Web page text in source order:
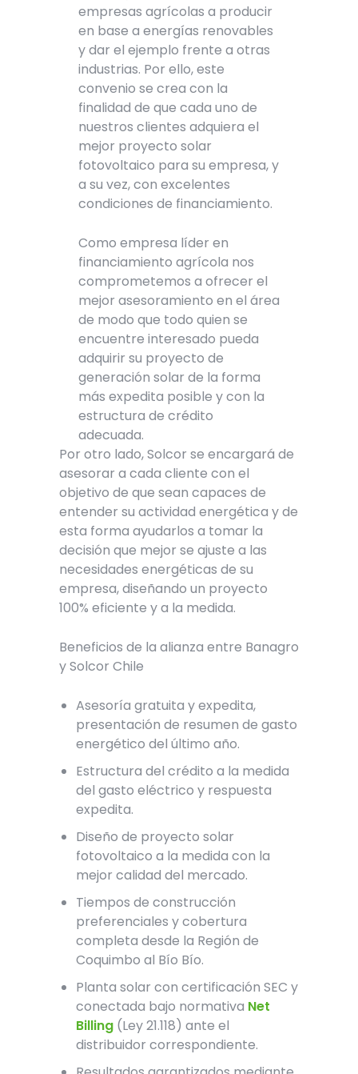
empresas agrícolas a producir
en base a energías renovables
y dar el ejemplo frente a otras
industrias. Por ello, este
convenio se crea con la
finalidad de que cada uno de
nuestros clientes adquiera el
mejor proyecto solar
fotovoltaico para su empresa, y
a su vez, con excelentes
condiciones de financiamiento.
Como empresa líder en
financiamiento agrícola nos
comprometemos a ofrecer el
mejor asesoramiento en el área
de modo que todo quien se
encuentre interesado pueda
adquirir su proyecto de
generación solar de la forma
más expedita posible y con la
estructura de crédito
adecuada.
Por otro lado, Solcor se encargará de
asesorar a cada cliente con el
objetivo de que sean capaces de
entender su actividad energética y de
esta forma ayudarlos a tomar la
decisión que mejor se ajuste a las
necesidades energéticas de su
empresa, diseñando un proyecto
100% eficiente y a la medida.
Beneficios de la alianza entre Banagro
y Solcor Chile
Asesoría gratuita y expedita,
presentación de resumen de gasto
energético del último año.
Estructura del crédito a la medida
del gasto eléctrico y respuesta
expedita.
Diseño de proyecto solar
fotovoltaico a la medida con la
mejor calidad del mercado.
Tiempos de construcción
preferenciales y cobertura
completa desde la Región de
Coquimbo al Bío Bío.
Planta solar con certificación SEC y
conectada bajo normativa Net
Billing(Ley 21.118) ante el
distribuidor correspondiente.